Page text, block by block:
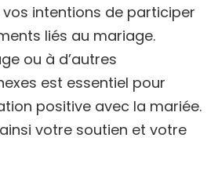
intentions de participer
liés au mariage.
ou à d’autres
est essentiel pour
positive avec la mariée.
votre soutien et votre